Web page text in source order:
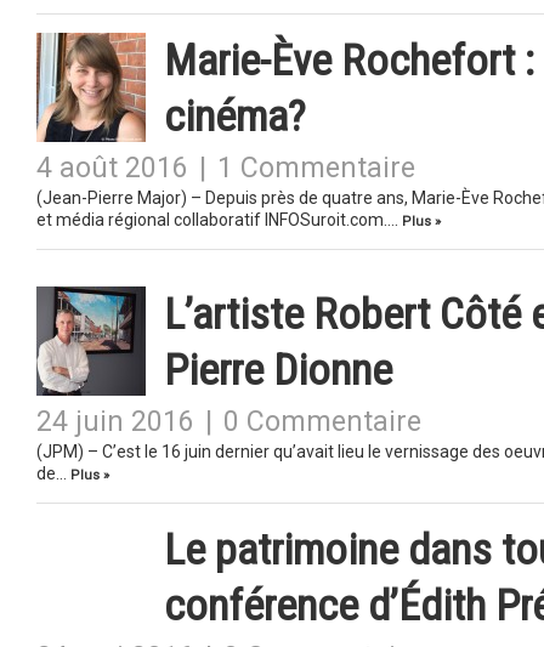
Marie-Ève Rochefort
cinéma?
4 août 2016 1 Commentaire
(Jean-Pierre Major) – Depuis près de quatre ans, Marie-Ève
et média régional collaboratif INFOSuroit.com….
Plus »
L’artiste Robert Côté
Pierre Dionne
24 juin 2016 0 Commentaire
(JPM) – C’est le 16 juin dernier qu’avait lieu le vernissage des
de…
Plus »
Le patrimoine dans
conférence d’Édith